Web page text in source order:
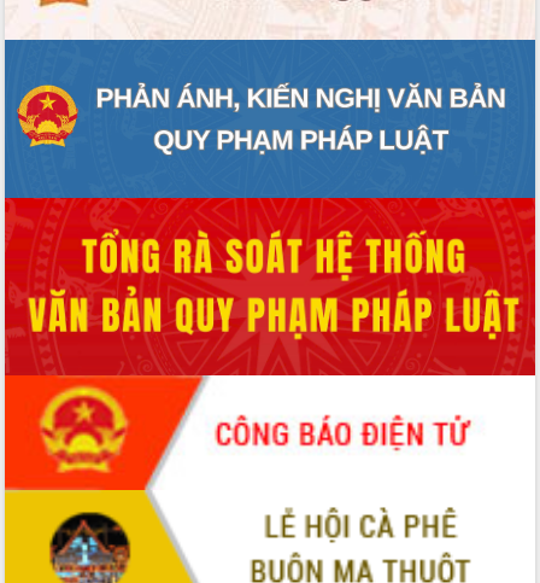
Đắk Lắk nỗ lực thúc đẩy tăng trưởng
kinh tế từ 10% trở lên trong Quý
Đắk Lắk ký kết thỏa thuận hợp tác về
chuyển đổi số giai đoạn 2026 – 2030
với Tập đoàn Bưu chính Viễn thông
Thứ trưởng Bộ Y tế làm việc với tỉnh
Đắk Lắk về phát triển nhân lực y tế
cho trạm y tế cấp xã
Du lịch Đắk Lắk nâng tầm trải nghiệm
du khách thông qua Hệ thống cơ sở dữ
liệu và Bản đồ số
Tập huấn ứng dụng trí tuệ nhân tạo (AI)
trong thương mại điện tử năm 2026
Đoàn đại biểu Quốc hội tỉnh Đắk Lắk
trao đổi thông tin trước Kỳ họp thứ
nhất, Quốc hội khóa XVI
Quyết liệt cải cách hành chính, khơi
thông nguồn lực phát triển
Nâng cao hiệu lực, hiệu quả HĐND
tỉnh thông qua hiện đại hóa hành chính